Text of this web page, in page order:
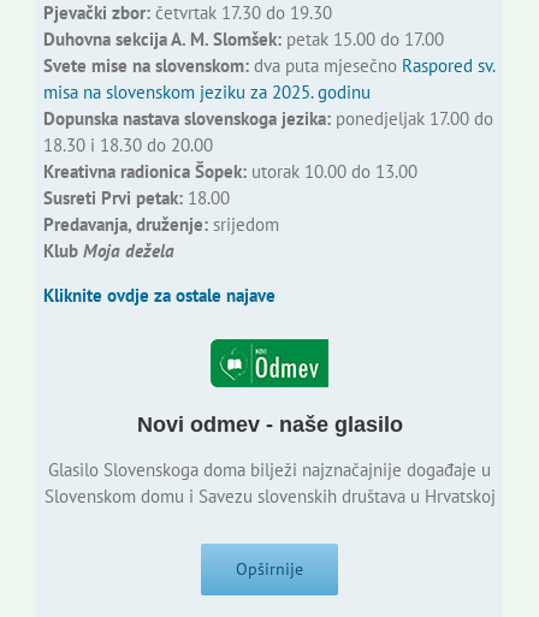
Pjevački zbor:četvrtak 17.30 do 19.30
Duhovna sekcija A. M. Slomšek:petak 15.00 do 17.00
Svete mise na slovenskom:dva puta mjesečno Raspored sv.
misa na slovenskom jeziku za 2025. godinu
Dopunska nastava slovenskoga jezika:ponedjeljak 17.00 do
18.30 i 18.30 do 20.00
Kreativna radionica Šopek:utorak 10.00 do 13.00
Susreti Prvi petak:18.00
Predavanja, druženje:srijedom
Klub Moja dežela
Kliknite ovdje za ostale najave
Novi odmev - naše glasilo
Glasilo Slovenskoga doma bilježi najznačajnije događaje u
Slovenskom domu i Savezu slovenskih društava u Hrvatskoj
Opširnije